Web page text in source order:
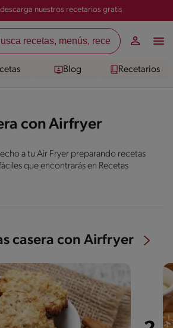
nuestros recetarios gratis
Blog Recetarios
con Airfryer
a tu Air Fryer preparando recetas
que encontrarás en Recetas
casera con Airfryer